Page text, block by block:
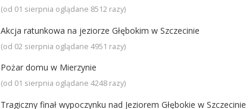
(od 01 sierpnia oglądane 8512 razy)
Akcja ratunkowa na jeziorze Głębokim w Szczecinie
(od 02 sierpnia oglądane 4951 razy)
Pożar domu w Mierzynie
(od 01 sierpnia oglądane 4248 razy)
Tragiczny finał wypoczynku nad Jeziorem Głębokie w Szczecinie